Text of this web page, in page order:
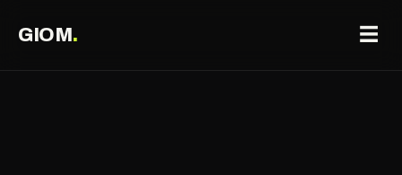
GIOM. ☰